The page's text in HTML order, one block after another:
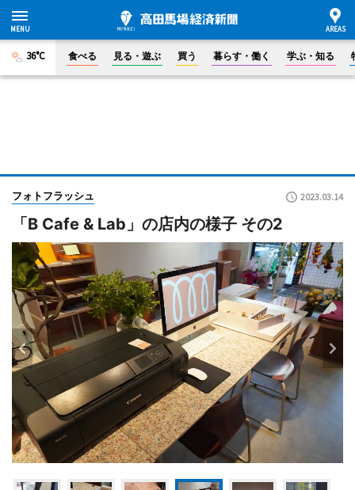
36°C 食べる 見る・遊ぶ 買う 暮らす・働く 学ぶ・知る
フォトフラッシュ 2023.03.14
「B Cafe & Lab」の店内の様子 その2